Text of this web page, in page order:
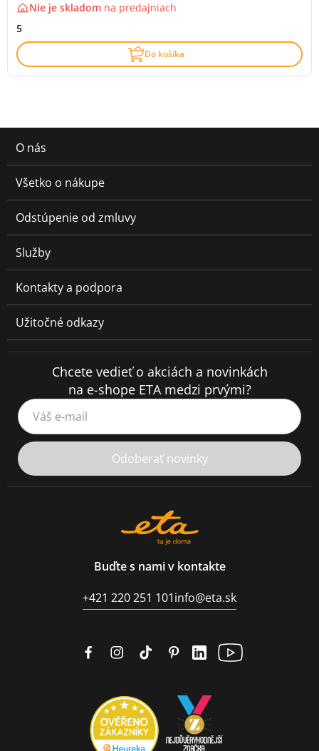
Nie je skladom na predajniach
5
Do košíka
O nás
Všetko o nákupe
Odstúpenie od zmluvy
Služby
Kontakty a podpora
Užitočné odkazy
Chcete vedieť o akciách a novinkách
na e-shope ETA medzi prvými?
Váš e-mail
Odoberať novinky
Buďte s nami v kontakte
+421 220 251 101info@eta.sk